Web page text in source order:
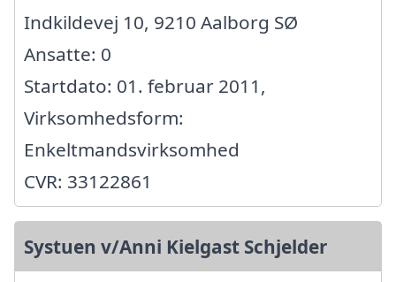
Indkildevej 10, 9210 Aalborg SØ
Ansatte: 0
Startdato: 01. februar 2011,
Virksomhedsform:
Enkeltmandsvirksomhed
CVR: 33122861
Systuen v/Anni Kielgast Schjelder